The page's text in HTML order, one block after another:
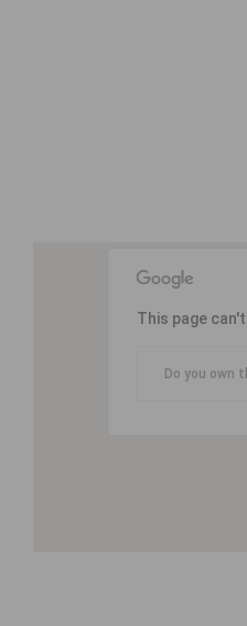
This page
Do you own